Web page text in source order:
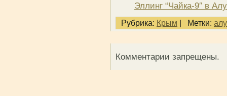
Эллинг “Чайка-9″ в
Рубрика: Крым Метки:
Комментарии запрещены.